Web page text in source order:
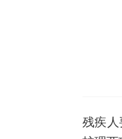
残疾